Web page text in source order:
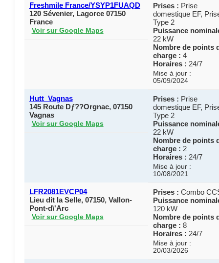
Freshmile France/YSYP1FUAQD
120 Sévenier, Lagorce 07150
France
Voir sur Google Maps
Prises : Prise
domestique EF,
Type 2
Puissance
22 kW
Nombre de points
charge : 4
Horaires : 24/7
Mise à jour :
05/09/2024
Hutt_Vagnas
145 Route Dƒ??Orgnac, 07150
Vagnas
Voir sur Google Maps
Prises : Prise
domestique EF,
Type 2
Puissance
22 kW
Nombre de points
charge : 2
Horaires : 24/7
Mise à jour :
10/08/2021
LFR2081EVCP04
Lieu dit la Selle, 07150, Vallon-
Pont-d\'Arc
Voir sur Google Maps
Prises : Combo
Puissance
120 kW
Nombre de points
charge : 8
Horaires : 24/7
Mise à jour :
20/03/2026